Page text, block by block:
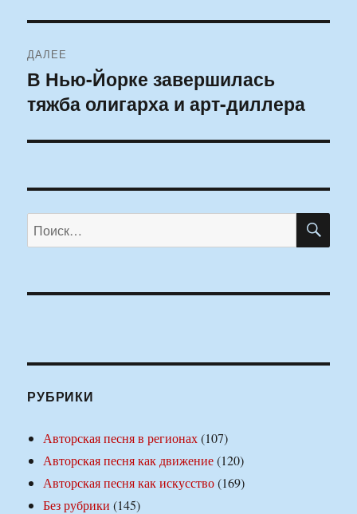
ДАЛЕЕ
Следующая
запись:
В Нью-Йорке завершилась
тяжба олигарха и арт-диллера
Искать:
РУБРИКИ
Авторская песня в регионах(107)
Авторская песня как движение(120)
Авторская песня как искусство(169)
Без рубрики (145)